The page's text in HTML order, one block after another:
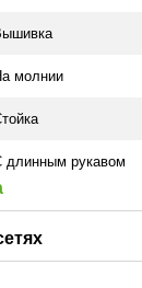
молнии
длинным рукавом